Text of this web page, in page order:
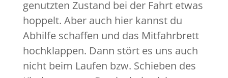
genutzten Zustand bei der Fahrt etwas
hoppelt. Aber auch hier kannst du
Abhilfe schaffen und das Mitfahrbrett
hochklappen. Dann stört es uns auch
nicht beim Laufen bzw. Schieben des